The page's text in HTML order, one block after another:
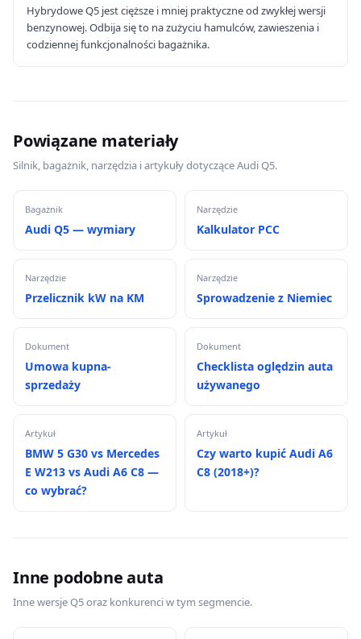
Hybrydowe Q5 jest cięższe i mniej praktyczne od zwykłej wersji
benzynowej. Odbija się to na zużyciu hamulców, zawieszenia i
codziennej funkcjonalności bagażnika.
Powiązane materiały
Silnik, bagażnik, narzędzia i artykuły dotyczące Audi Q5.
Bagażnik
Audi Q5 — wymiary
Narzędzie
Kalkulator PCC
Narzędzie
Przelicznik kW na KM
Narzędzie
Sprowadzenie z Niemiec
Dokument
Umowa kupna-
sprzedaży
Dokument
Checklista oględzin auta
używanego
Artykuł
BMW 5 G30 vs Mercedes
E W213 vs Audi A6 C8 —
co wybrać?
Artykuł
Czy warto kupić Audi A6
C8 (2018+)?
Inne podobne auta
Inne wersje Q5 oraz konkurenci w tym segmencie.